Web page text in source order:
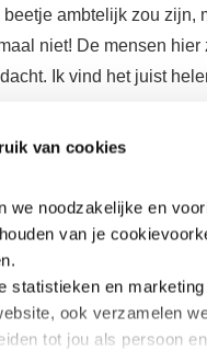
van cookies
we noodzakelijke en
van je
statistieken en marketing
ook verzamelen
tot jou als persoon
ambtelijk zou zijn,
niet! De mensen
Ik vind het juist
mensen te maken
is hetzelfde. De ene
Die
“Laatst kwam er